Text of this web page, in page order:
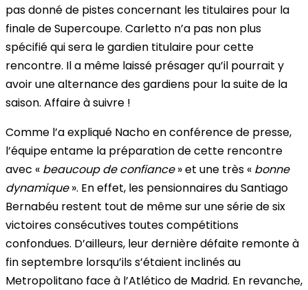
pas donné de pistes concernant les titulaires pour la
finale de Supercoupe. Carletto n’a pas non plus
spécifié qui sera le gardien titulaire pour cette
rencontre. Il a même laissé présager qu’il pourrait y
avoirune alternance des gardiens pour la suite de la
saison. Affaire à suivre !
Comme l’a expliqué Nacho en conférence de presse,
l’équipe entame la préparation de cette rencontre
avec « beaucoup de confiance» et une très « bonne
dynamique». En effet, les pensionnaires du Santiago
Bernabéu restent tout de même sur une série de six
victoires consécutives toutes compétitions
confondues. D’ailleurs, leur dernière défaite remonte à
fin septembre lorsqu’ils s’étaient inclinés au
Metropolitano face à l’Atlético de Madrid. En revanche,